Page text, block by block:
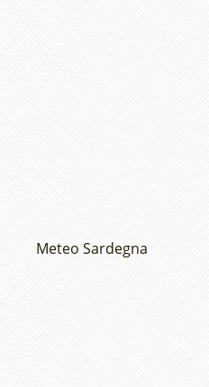
Meteo Sardegna